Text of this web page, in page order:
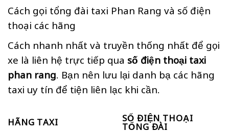
Cách gọi tổng đài taxi Phan Rang và số điện
thoại các hãng
Cách nhanh nhất và truyền thống nhất để gọi
xe là liên hệ trực tiếp qua số điện thoại taxi
phan rang. Bạn nên lưu lại danh bạ các hãng
taxi uy tín để tiện liên lạc khi cần.
HÃNG TAXI SỐ ĐIỆN THOẠI
TỔNG ĐÀI